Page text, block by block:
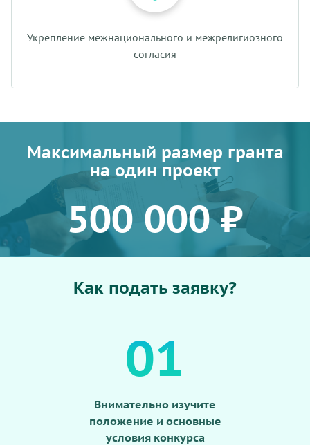
Укрепление межнационального и межрелигиозного
согласия
Максимальный размер гранта
на один проект
500 000 ₽
Как подать заявку?
01
Внимательно изучите
положение и основные
условия конкурса